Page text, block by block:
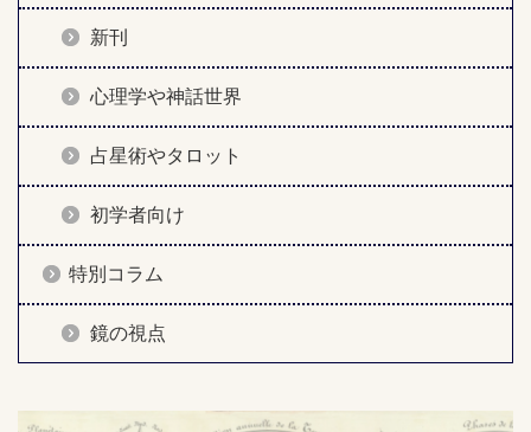
新刊
心理学や神話世界
占星術やタロット
初学者向け
特別コラム
鏡の視点